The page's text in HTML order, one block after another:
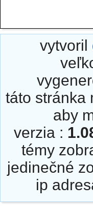
vytvoril
táto stránka
aby
verzia :
témy
jedinečné
ip